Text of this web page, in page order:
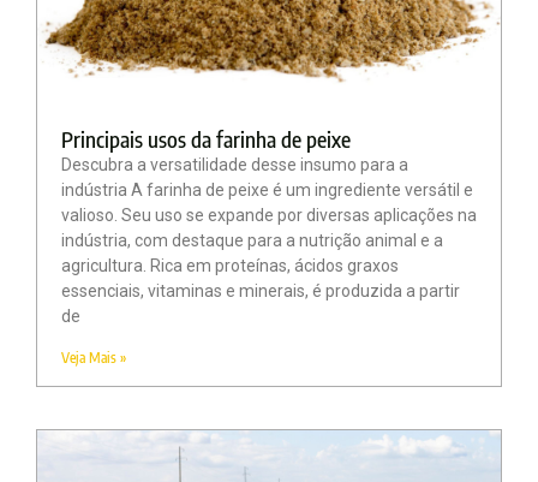
Principais usos da farinha de peixe
Descubra a versatilidade desse insumo para a
indústria A farinha de peixe é um ingrediente versátil e
valioso. Seu uso se expande por diversas aplicações na
indústria, com destaque para a nutrição animal e a
agricultura. Rica em proteínas, ácidos graxos
essenciais, vitaminas e minerais, é produzida a partir
de
Veja Mais »